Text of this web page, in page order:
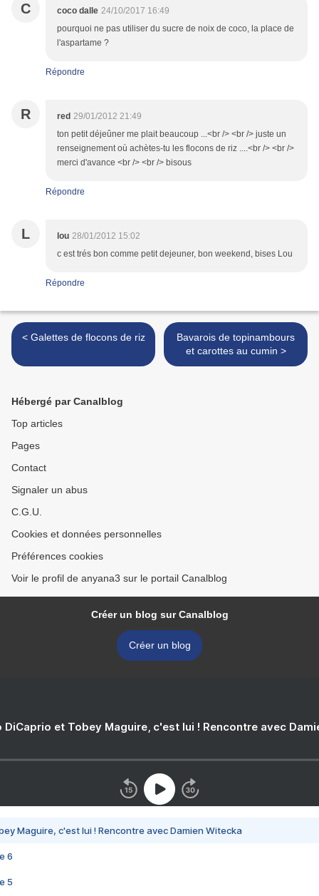
C coco dalle 24/10/2017 16:49
pourquoi ne pas utiliser du sucre de noix de coco, la place de
l'aspartame ?
Répondre
R red 29/01/2012 21:49
ton petit déjeûner me plait beaucoup ...<br /> <br /> juste un
renseignement où achètes-tu les flocons de riz ....<br /> <br />
merci d'avance <br /> <br /> bisous
Répondre
L lou 28/01/2012 15:02
c est trés bon comme petit dejeuner, bon weekend, bises Lou
Répondre
< Galettes de flocons de riz
Bavarois de topinambours
et carottes au cumin >
Hébergé par Canalblog
Top articles
Pages
Contact
Signaler un abus
C.G.U.
Cookies et données personnelles
Préférences cookies
Voir le profil de anyana3 sur le portail Canalblog
Créer un blog sur Canalblog
Créer un blog
DiCaprio et Tobey Maguire, c'est lui ! Rencontre avec
Maguire, c'est lui ! Rencontre avec Damien Witecka
6
5